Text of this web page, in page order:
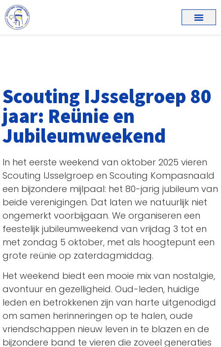
Scouting IJsselgroep 80
jaar: Reünie en
Jubileumweekend
In het eerste weekend van oktober 2025 vieren
Scouting IJsselgroep en Scouting Kompasnaald
een bijzondere mijlpaal: het 80-jarig jubileum van
beide verenigingen. Dat laten we natuurlijk niet
ongemerkt voorbijgaan. We organiseren een
feestelijk jubileumweekend van vrijdag 3 tot en
met zondag 5 oktober, met als hoogtepunt een
grote reünie op zaterdagmiddag.
Het weekend biedt een mooie mix van nostalgie,
avontuur en gezelligheid. Oud-leden, huidige
leden en betrokkenen zijn van harte uitgenodigd
om samen herinneringen op te halen, oude
vriendschappen nieuw leven in te blazen en de
bijzondere band te vieren die zoveel generaties